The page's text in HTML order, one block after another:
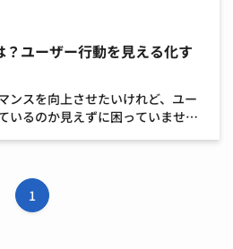
ユーザー行動を見える化す
ンスを向上させたいけれど、ユー
いるのか見えずに困っていません
1